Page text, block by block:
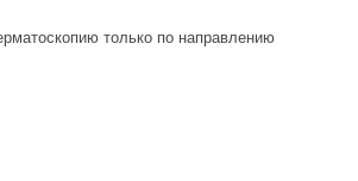
только по направлению